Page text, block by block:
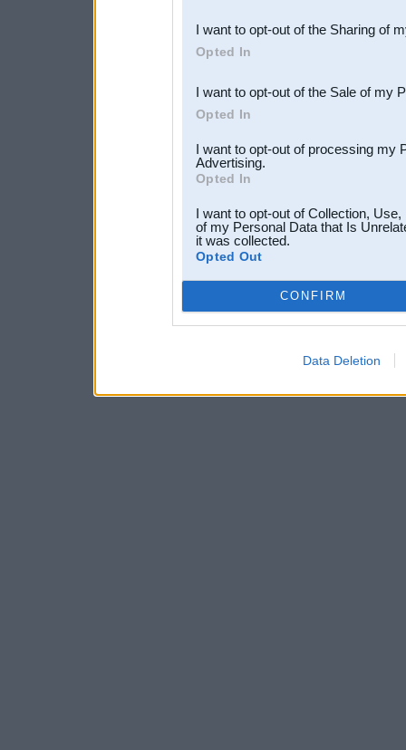
Downstream Participants
third parties.
I want to opt-out of the Sharing of
Opted In
I want to opt-out of the Sale of my
Opted In
I want to opt-out of processing my
Advertising.
Opted In
I want to opt-out of Collection,
of my Personal Data that Is
it was collected.
Opted Out
CONFIRM
Data Deletion